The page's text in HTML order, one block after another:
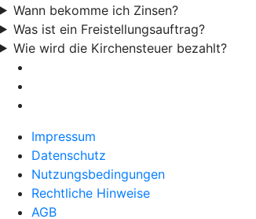
Wann bekomme ich Zinsen?
Was ist ein Freistellungsauftrag?
Wie wird die Kirchensteuer bezahlt?
Impressum
Datenschutz
Nutzungsbedingungen
Rechtliche Hinweise
AGB